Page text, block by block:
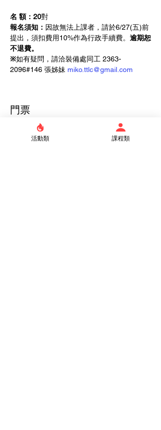
名 額：20對
報名須知： 因故無法上課者，請於6/27(五)前
提出，須扣費用10%作為行政手續費。 逾期恕
不退費。
※如有疑問，請洽裝備處同工 2363-
2096#146 張姊妹 miko.ttlc@gmail.com
門票
銷售已完結
活動類 課程類